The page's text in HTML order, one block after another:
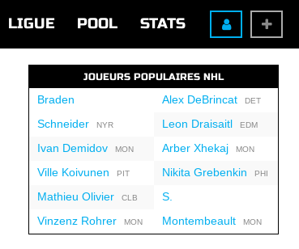
LIGUE POOL STATS
JOUEURS POPULAIRES NHL
Braden
SchneiderNYR
Ivan DemidovMON
Ville Koivunen PIT
Mathieu OlivierCLB
Vinzenz RohrerMON
Alex DeBrincatDET
Leon Draisaitl EDM
Arber XhekajMON
Nikita Grebenkin PHI
S.
MontembeaultMON